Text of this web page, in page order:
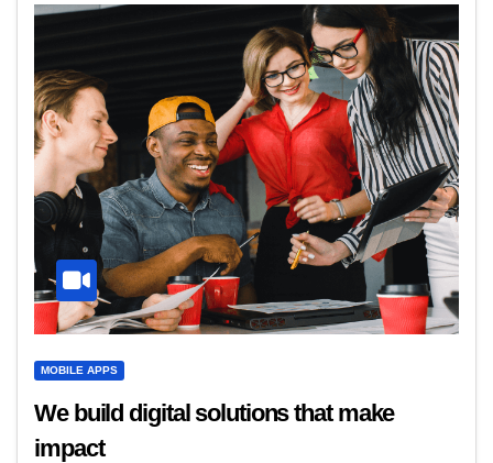
MOBILE APPS
We build digital solutions that make
impact